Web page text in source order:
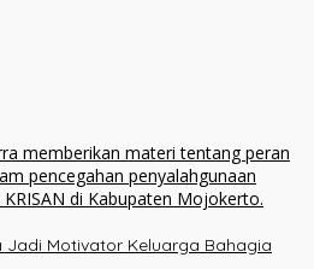
Jadi Motivator Keluarga Bahagia